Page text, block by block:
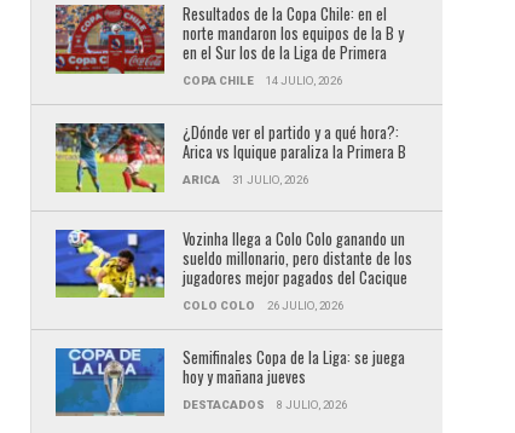
Resultados de la Copa Chile: en el
norte mandaron los equipos de la B y
en el Sur los de la Liga de Primera
COPA CHILE 14 JULIO, 2026
¿Dónde ver el partido y a qué hora?:
Arica vs Iquique paraliza la Primera B
ARICA 31 JULIO, 2026
Vozinha llega a Colo Colo ganando un
sueldo millonario, pero distante de los
jugadores mejor pagados del Cacique
COLO COLO 26 JULIO, 2026
Semifinales Copa de la Liga: se juega
hoy y mañana jueves
DESTACADOS 8 JULIO, 2026